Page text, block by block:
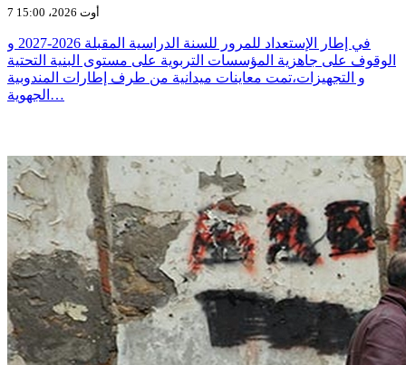
7 أوت 2026، 15:00
في إطار الإستعداد للمرور للسنة الدراسية المقبلة 2026-2027 و
الوقوف على جاهزية المؤسسات التربوية على مستوى البنية التحتية
و التجهيزات،تمت معاينات ميدانية من طرف إطارات المندوبية
الجهوية…